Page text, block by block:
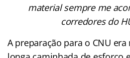
material sempre me
corredores do
A preparação para o CNU